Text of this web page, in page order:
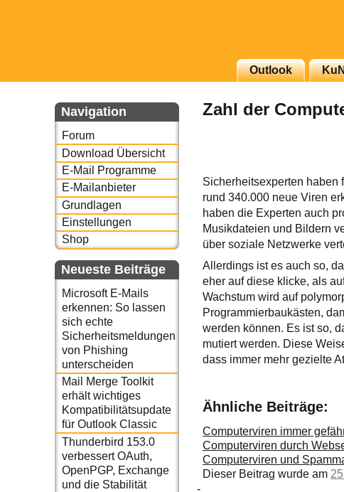
Outlook
Navigation
Forum
Download Übersicht
E-Mail Programme
E-Mailanbieter
Grundlagen
Einstellungen
Shop
Neueste Beiträge
Microsoft E-Mails
erkennen: So lassen
sich echte
Sicherheitsmeldungen
von Phishing
unterscheiden
Mail Merge Toolkit
erhält wichtiges
Kompatibilitätsupdate
für Outlook Classic
Thunderbird 153.0
verbessert OAuth,
OpenPGP, Exchange
und die Stabilität
Zahl der
Sicherheitsexperten haben
rund 340.000 neue Viren
haben die Experten auch
Musikdateien und Bildern
über soziale Netzwerke
Allerdings ist es auch so,
eher auf diese klicke, als
Wachstum wird auf
Programmierbaukästen,
werden können. Es ist so,
mutiert werden. Diese
dass immer mehr gezielte
Ähnliche Beiträge:
Computerviren immer
Computerviren durch
Computerviren und
Dieser Beitrag wurde am
-
oder auch